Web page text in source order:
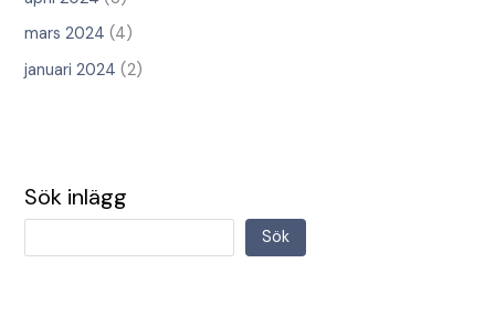
mars 2024 (4)
januari 2024 (2)
Sök inlägg
Sök